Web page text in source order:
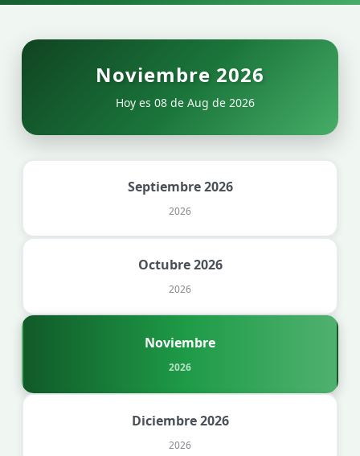
Noviembre 2026
Hoy es 08 de Aug de 2026
Septiembre 2026
2026
Octubre 2026
2026
Noviembre
2026
Diciembre 2026
2026